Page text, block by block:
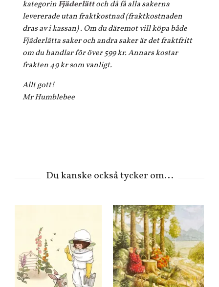
kategorinFjäderlättoch då få alla sakerna
levererade utan fraktkostnad (fraktkostnaden
dras av i kassan) . Om du däremot vill köpa både
Fjäderlätta saker och andra saker är det fraktfritt
om du handlar för över 599 kr. Annars kostar
frakten 49 kr som vanligt.
Allt gott!
Mr Humblebee